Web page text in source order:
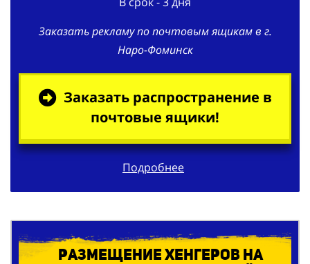
Заказать рекламу по почтовым ящикам в г.
Заказать распространение в
почтовые ящики!
Подробнее
Размещение хенгеров на
ручки квартирных дверей в г.